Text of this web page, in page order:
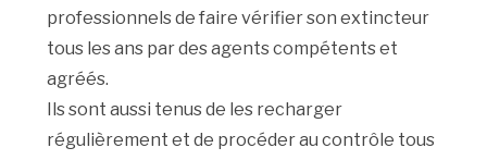
professionnels de faire vérifier son extincteur
tous les ans par des agents compétents et
agréés.
Ils sont aussi tenus de les recharger
régulièrement et de procéder au contrôle tous